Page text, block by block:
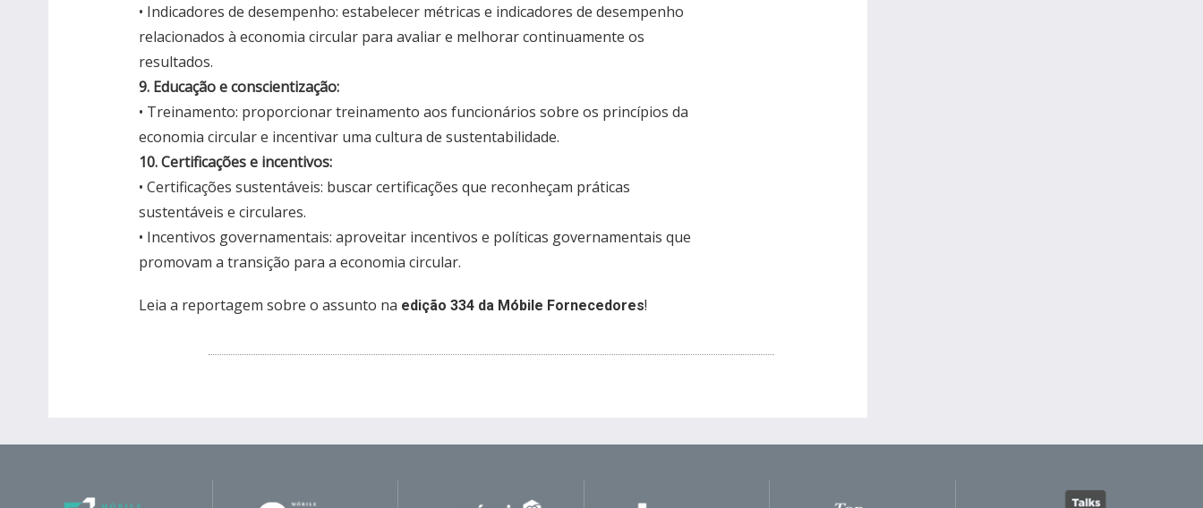
• Indicadores de desempenho: estabelecer métricas e indicadores de desempenho
relacionados à economia circular para avaliar e melhorar continuamente os
resultados.
9. Educação e conscientização:
• Treinamento: proporcionar treinamento aos funcionários sobre os princípios da
economia circular e incentivar uma cultura de sustentabilidade.
10. Certificações e incentivos:
• Certificações sustentáveis: buscar certificações que reconheçam práticas
sustentáveis e circulares.
• Incentivos governamentais: aproveitar incentivos e políticas governamentais que
promovam a transição para a economia circular.
Leia a reportagem sobre o assunto na edição 334 da Móbile Fornecedores!